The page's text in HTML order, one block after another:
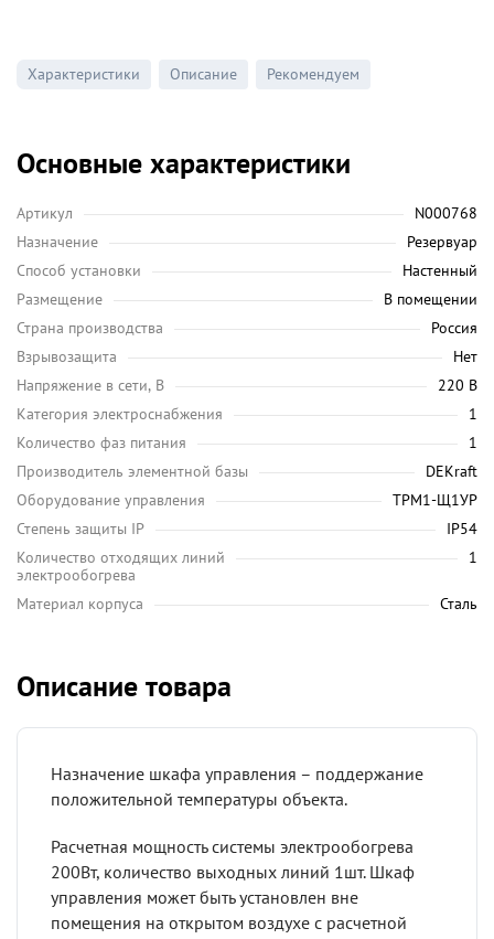
Характеристики Описание Рекомендуем
Основные характеристики
Артикул
N000768
Назначение
Резервуар
Способ установки
Настенный
Размещение
В помещении
Страна производства
Россия
Взрывозащита
Нет
Напряжение в сети, В
220 В
Категория электроснабжения
1
Количество фаз питания
1
Производитель элементной базы
DEKraft
Оборудование управления
ТРМ1-Щ1УР
Степень защиты IP
IP54
Количество отходящих линий
электрообогрева
1
Материал корпуса Сталь
Описание товара
Назначение шкафа управления – поддержание
положительной температуры объекта.
Расчетная мощность системы электрообогрева
200Вт, количество выходных линий 1шт. Шкаф
управления может быть установлен вне
помещения на открытом воздухе с расчетной